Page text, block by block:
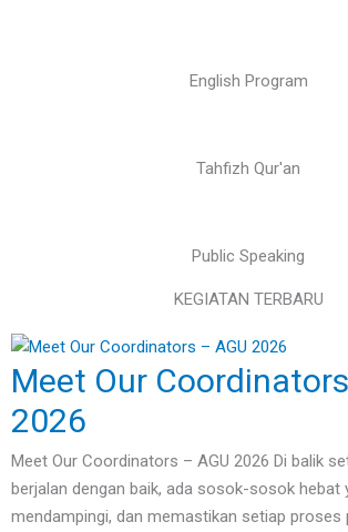
English Program
Tahfizh Qur'an
Public Speaking
KEGIATAN TERBARU
Meet Our
2026
Meet Our Coordinators – AGU 2026 Di balik
berjalan dengan baik, ada sosok-sosok hebat
mendampingi, dan memastikan setiap proses